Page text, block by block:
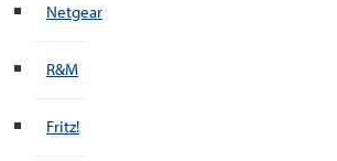
Netgear
R&M
Fritz!